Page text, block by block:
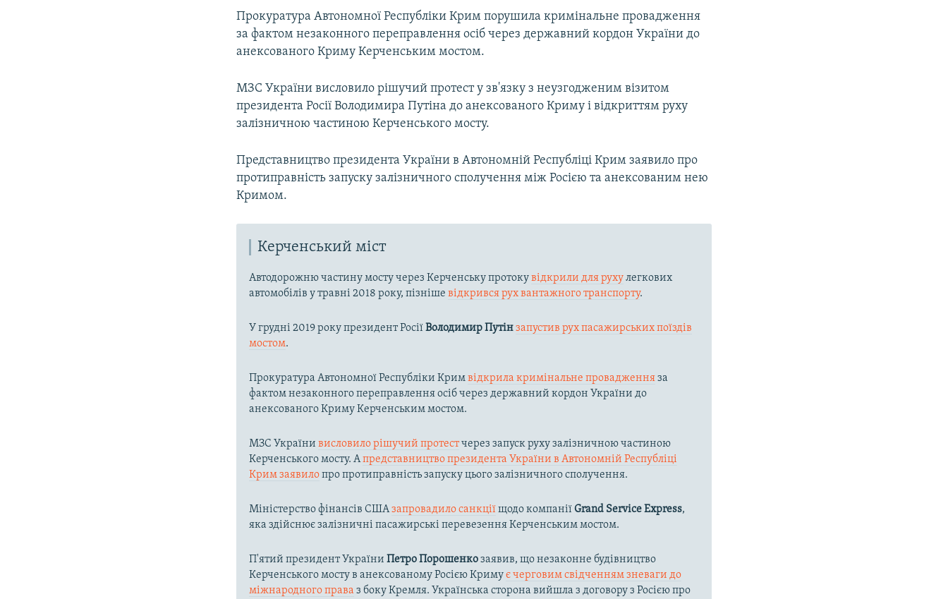
Прокуратура Автономної Республіки Крим порушила кримінальне провадження
за фактом незаконного переправлення осіб через державний кордон України до
анексованого Криму Керченським мостом.
МЗС України висловило рішучий протест у зв'язку з неузгодженим візитом
президента Росії Володимира Путіна до анексованого Криму і відкриттям руху
залізничною частиною Керченського мосту.
Представництво президента України в Автономній Республіці Крим заявило про
протиправність запуску залізничного сполучення між Росією та анексованим нею
Кримом.
Керченський міст
Автодорожню частину мосту через Керченську протокувідкрили для рухулегкових
автомобілів у травні 2018 року, пізнішевідкрився рух вантажного транспорту.
У грудні 2019 року президент РосіїВолодимир Путінзапустив рух пасажирських поїздів
мостом.
Прокуратура Автономної Республіки Кримвідкрила кримінальне провадженняза
фактом незаконного переправлення осіб через державний кордон України до
анексованого Криму Керченським мостом.
МЗС Українивисловило рішучий протестчерез запуск руху залізничною частиною
Керченського мосту. Апредставництво президента України в Автономній Республіці
Крим заявилопро протиправність запуску цього залізничного сполучення.
Міністерство фінансів СШАзапровадило санкціїщодо компаніїGrand Service Express,
яка здійснює залізничні пасажирські перевезення Керченським мостом.
П'ятий президент УкраїниПетро Порошенкозаявив, що незаконне будівництво
Керченського мосту в анексованому Росією Кримує черговим свідченням зневаги до
міжнародного права з боку Кремля. Українська сторона вийшла з договору з Росією про